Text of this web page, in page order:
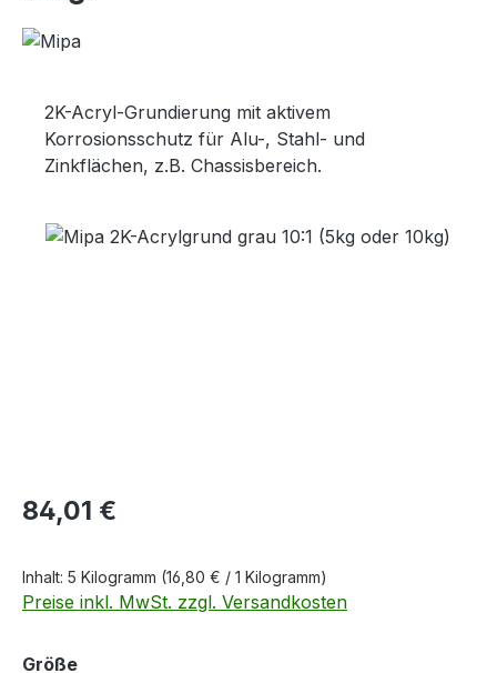
2K-Acryl-Grundierung mit aktivem
Korrosionsschutz für Alu-, Stahl- und
Zinkflächen, z.B. Chassisbereich.
Bildergalerie überspringen
Regulärer Preis:
84,01 €
Inhalt: 5 Kilogramm (16,80 € / 1 Kilogramm)
Preise inkl. MwSt. zzgl. Versandkosten
Größeauswählen